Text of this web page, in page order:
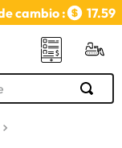
cambio : 17.59